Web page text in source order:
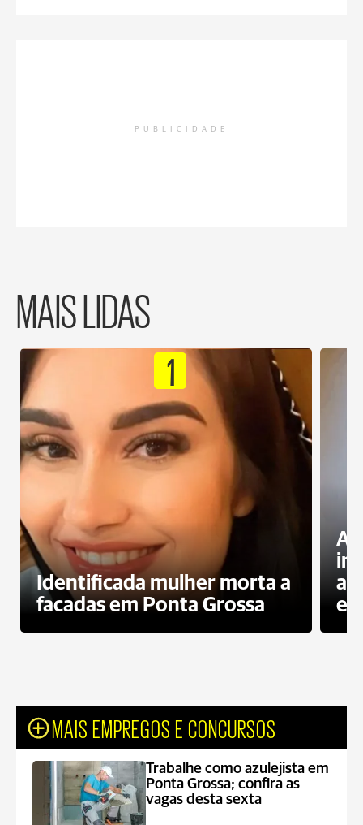
PUBLICIDADE
MAIS LIDAS
1
Identificada mulher morta a
facadas em Ponta Grossa
MAIS EMPREGOS E CONCURSOS
Trabalhe como azulejista em
Ponta Grossa; confira as
vagas desta sexta